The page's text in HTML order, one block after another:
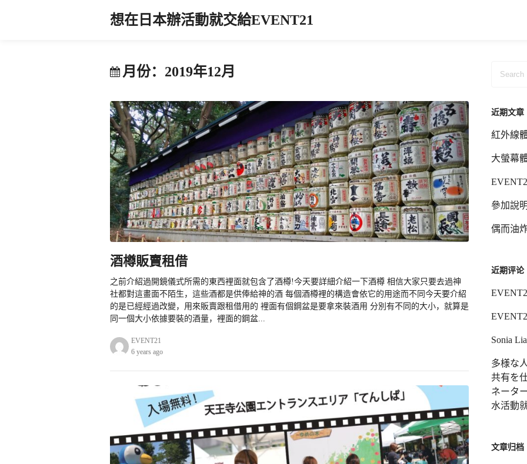
想在日本辦活動就交給EVENT21
月份：2019年12月
酒樽販賣租借
之前介紹過開鏡儀式所需的東西裡面就包含了酒樽!今天要詳細介紹一下酒樽 相信大家只要去過神
社都對這畫面不陌生，這些酒都是供俸給神的酒 每個酒樽裡的構造會依它的用途而不同今天要介紹
的是已經經過改變，用來販賣跟租借用的 裡面有個鋼盆是要拿來裝酒用 分別有不同的大小，就算是
同一個大小依據要裝的酒量，裡面的鋼盆...
EVENT21
6 years ago
近期文章
紅外線
大螢幕
參加說
偶而油
近期评论
Sonia
多様な
共有を
ネータ
水活動
文章归档